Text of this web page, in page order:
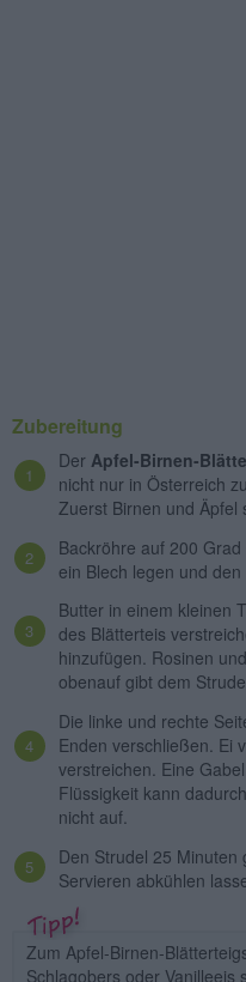
Zubereitung
Der Apfel-Birnen-
nicht nur in Österreich
Zuerst Birnen und Äpfel
Backröhre auf 200
ein Blech legen und
Butter in einem kleinen
des Blätterteis
hinzufügen. Rosinen
obenauf gibt dem
Die linke und rechte
Enden verschließen. Ei
verstreichen. Eine
Flüssigkeit kann
nicht auf.
Den Strudel 25 Minuten
Servieren abkühlen
Zum Apfel-Birnen-
Schlagobers oder Vanilleeis